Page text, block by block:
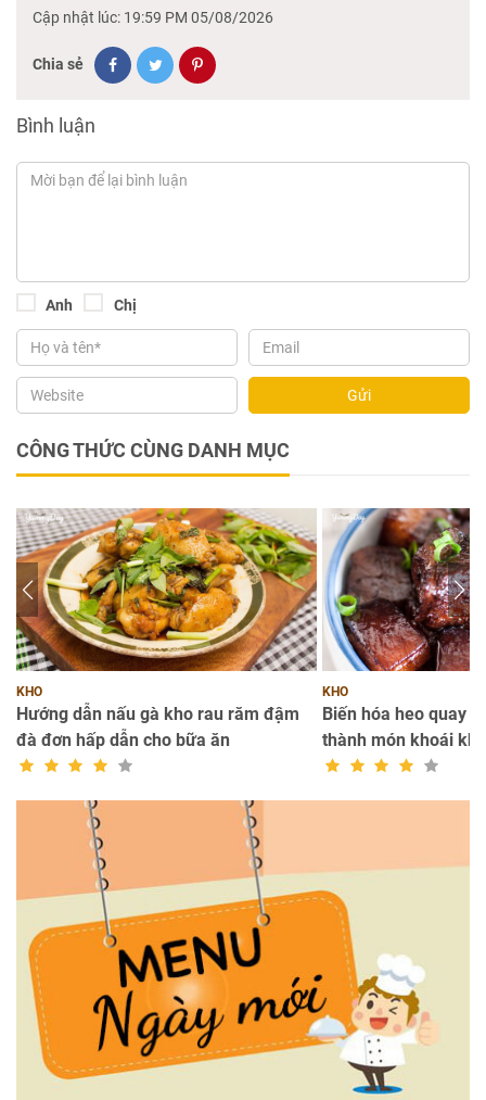
Cập nhật lúc: 19:59 PM 05/08/2026
Chia sẻ
Bình luận
Anh Chị
Gửi
CÔNG THỨC CÙNG DANH MỤC
KHO
Hướng dẫn nấu gà kho rau răm đậm
đà đơn hấp dẫn cho bữa ăn
KHO
Biến hóa heo quay
thành món khoái